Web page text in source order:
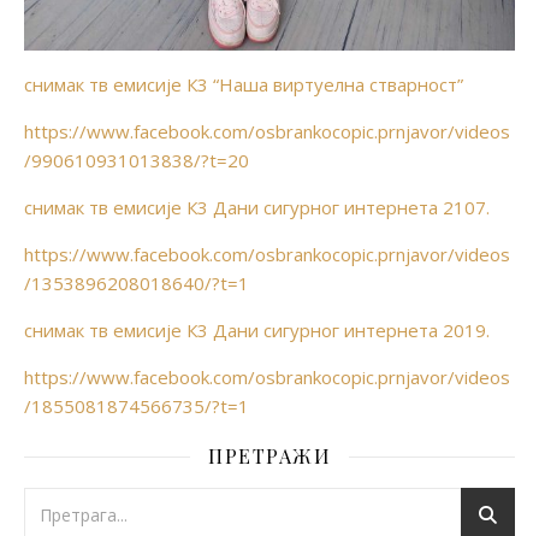
снимак тв емисије К3 “Наша виртуелна стварност”
https://www.facebook.com/osbrankocopic.prnjavor/videos
/990610931013838/?t=20
снимак тв емисије К3 Дани сигурног интернета 2107.
https://www.facebook.com/osbrankocopic.prnjavor/videos
/1353896208018640/?t=1
снимак тв емисије К3 Дани сигурног интернета 2019.
https://www.facebook.com/osbrankocopic.prnjavor/videos
/1855081874566735/?t=1
ПРЕТРАЖИ